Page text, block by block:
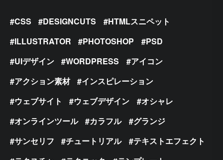
CSS DESIGNCUTS
HTMLスニペット
ILLUSTRATOR
PHOTOSHOP
PSD
UIデザイン
WORDPRESS
アイコン
アクション素材
インスピレーション
ウェブサイト
ウェブデザイン
オシャレ
オンラインツール
カラフル
グランジ
サンセリフ
チュートリアル
テキストエフェクト